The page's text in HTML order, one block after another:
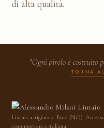
di alta qualità.
"Ogni pirolo è costruito
TORNA
Liutaio artigiano a Boca (NO).
contemporanea italiana.